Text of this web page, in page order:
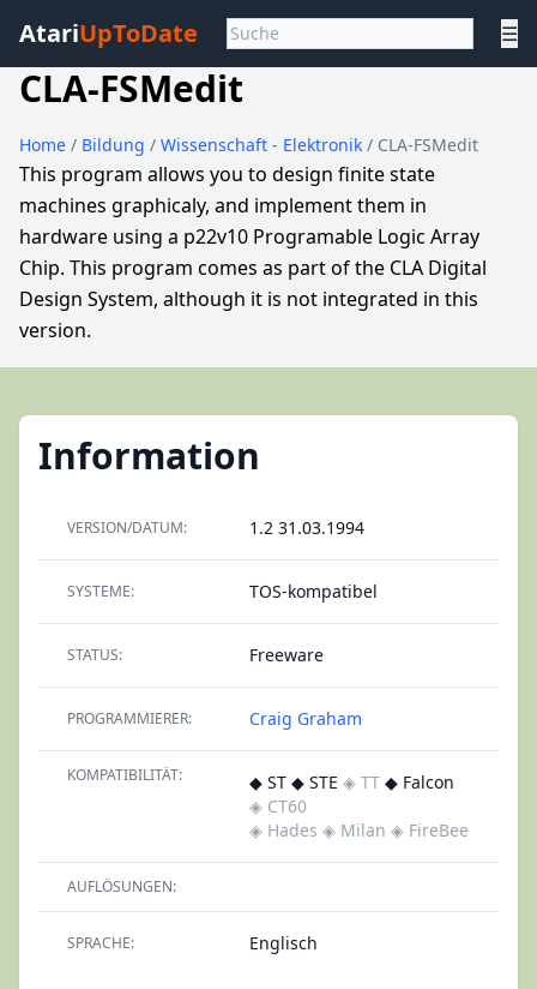
AtariUpToDate ☰
CLA-FSMedit
Home / Bildung / Wissenschaft - Elektronik / CLA-FSMedit
This program allows you to design finite state
machines graphicaly, and implement them in
hardware using a p22v10 Programable Logic Array
Chip. This program comes as part of the CLA Digital
Design System, although it is not integrated in this
version.
Information
VERSION/DATUM: 1.2 31.03.1994
SYSTEME: TOS-kompatibel
STATUS: Freeware
PROGRAMMIERER: Craig Graham
KOMPATIBILITÄT: ◆ ST ◆ STE ◈ TT ◆ Falcon
◈ CT60
◈ Hades ◈ Milan ◈ FireBee
AUFLÖSUNGEN:
SPRACHE: Englisch